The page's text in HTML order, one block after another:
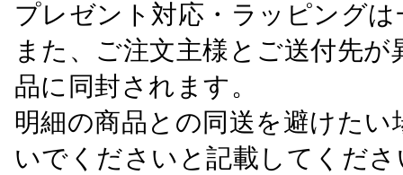
プレゼント対応・ラッピング
また、ご注文主様とご送付先
品に同封されます。
明細の商品との同送を避けた
いでくださいと記載してくださ